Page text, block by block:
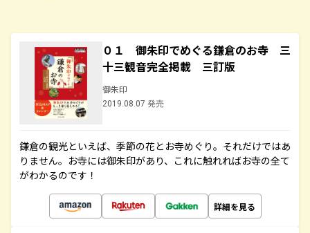
０１ 御朱印でめぐる鎌倉のお寺 三
十三観音完全掲載 三訂版
御朱印
2019.08.07 発売
鎌倉の観光といえば、季節の花とお寺めぐり。それだけではあ
りません。お寺には御朱印があり、これに触れればお寺の全て
がわかるのです！
詳細を見る